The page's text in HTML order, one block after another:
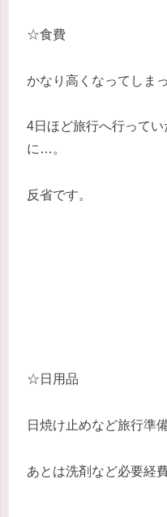
☆食費
かなり高くなってしま
4日ほど旅行へ行って
に…。
反省です。
☆日用品
日焼け止めなど旅行準
あとは洗剤など必要経